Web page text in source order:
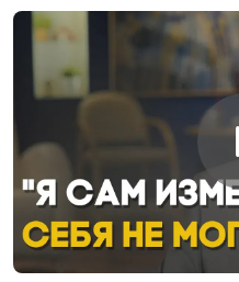
Учиться или
Моя материнская
неслучайны
Бог провел сквозь
шторм